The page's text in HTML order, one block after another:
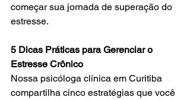
começar sua jornada de superação do
estresse.
5 Dicas Práticas para Gerenciar o
Estresse Crônico
Nossa psicóloga clínica em Curitiba
compartilha cinco estratégias que você